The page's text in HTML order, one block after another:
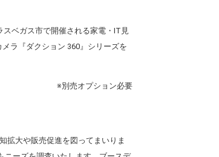
ベガス市で開催される家電・IT見
ラ『ダクション 360』シリーズを
※別売オプション必要
拡大や販売促進を図ってまいりま